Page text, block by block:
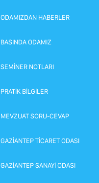
ODAMIZDAN HABERLER
BASINDA ODAMIZ
SEMİNER NOTLARI
PRATİK BİLGİLER
MEVZUAT SORU-CEVAP
GAZİANTEP TİCARET ODASI
GAZİANTEP SANAYİ ODASI